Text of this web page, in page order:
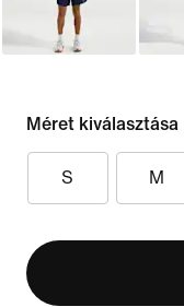
Méret kiválasztása
S M